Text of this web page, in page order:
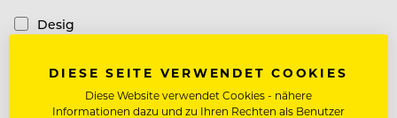
Desig
DIESE SEITE VERWENDET COOKIES
Diese Website verwendet Cookies - nähere
Informationen dazu und zu Ihren Rechten als Benutzer